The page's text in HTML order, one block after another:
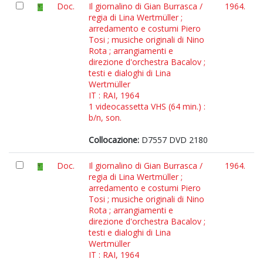
Doc.
Il giornalino di Gian Burrasca /
regia di Lina Wertmüller ;
arredamento e costumi Piero
Tosi ; musiche originali di Nino
Rota ; arrangiamenti e
direzione d'orchestra Bacalov ;
testi e dialoghi di Lina
Wertmüller
IT : RAI, 1964
1 videocassetta VHS (64 min.) :
b/n, son.
Collocazione: D7557 DVD 2180
1964.
Doc.
Il giornalino di Gian Burrasca /
regia di Lina Wertmüller ;
arredamento e costumi Piero
Tosi ; musiche originali di Nino
Rota ; arrangiamenti e
direzione d'orchestra Bacalov ;
testi e dialoghi di Lina
Wertmüller
IT : RAI, 1964
1964.